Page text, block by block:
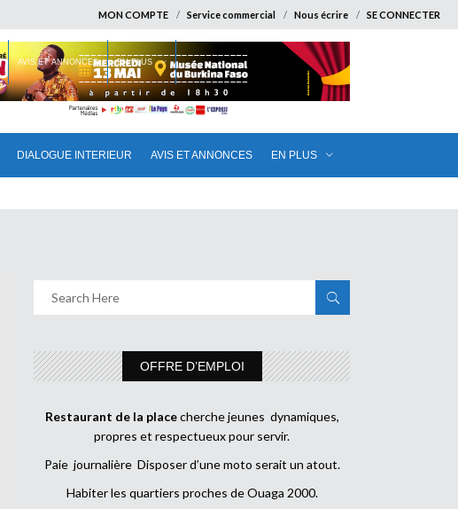
MON COMPTE Service commercial Nous écrire SE CONNECTER
DIALOGUE INTERIEUR AVIS ET ANNONCES EN PLUS
AVIS ET ANNONCES EN PLUS
OFFRE D’EMPLOI
Restaurant de la placecherche jeunes dynamiques,
propres et respectueux pour servir.
Paie journalière Disposer d’une moto serait un atout.
Habiter les quartiers proches de Ouaga 2000.